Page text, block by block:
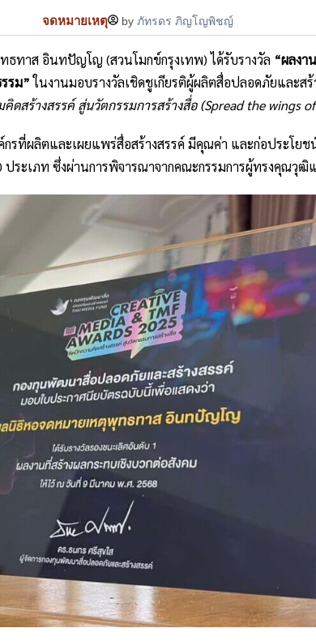
จดหมายเหตุ by ภัทรดร ภิญโญพิชญ์
ทาส อินทปัญโญ (สวนโมกข์กรุงเทพ) ได้รับรางวัล “ผลงา
รม”ในงานมอบรางวัลเชิดชูเกียรติผู้ผลิตสื่อปลอดภัยและสร้
ดสร้างสรรค์ สู่นวัตกรรมการสร้างสื่อ (Spread the wings
กรที่ผลิตและเผยแพร่สื่อสร้างสรรค์ มีคุณค่า และก่อประโย
ประเภท ซึ่งผ่านการพิจารณาจากคณะกรรมการผู้ทรงคุณวุฒิ